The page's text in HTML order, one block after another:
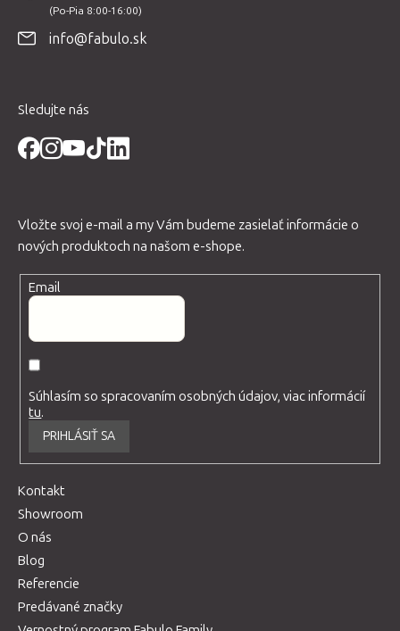
info@fabulo.sk
Sledujte nás
Vložte svoj e-mail a my Vám budeme zasielať informácie o
nových produktoch na našom e-shope.
Email
Súhlasím so spracovaním osobných údajov, viac informácií
tu.
PRIHLÁSIŤ SA
Kontakt
Showroom
O nás
Blog
Referencie
Predávané značky